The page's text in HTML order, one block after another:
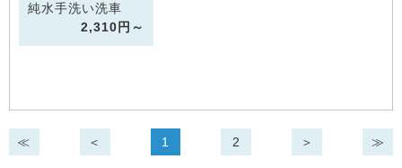
純水手洗い洗車
2,310円～
≪ ＜ 1 2 ＞ ≫